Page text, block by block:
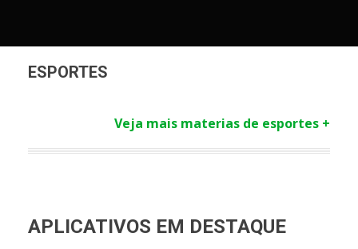
ESPORTES
Veja mais materias de esportes +
APLICATIVOS EM DESTAQUE